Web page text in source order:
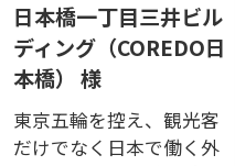
日本橋一丁目三井ビル
ディング（COREDO日
本橋） 様
東京五輪を控え、観光客
だけでなく日本で働く外